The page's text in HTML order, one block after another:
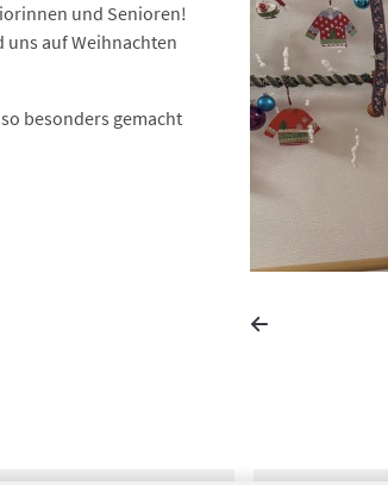
und Senioren!
uns auf Weihnachten
besonders gemacht